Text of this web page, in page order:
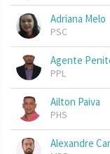
Adriana Melo
PSC
Agente
PPL
Ailton Paiva
PHS
Alexandre